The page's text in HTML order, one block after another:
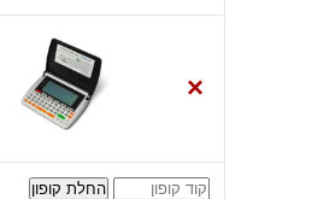
×
קופון: החלת קופון